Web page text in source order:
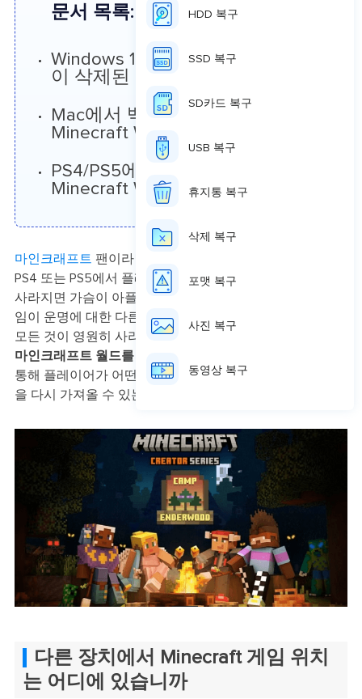
문서 목록:
Windows 11/10/8/7 PC에서 백업 없
이 삭제된 Minecraft Worlds 복구
Mac에서 백업 없이 삭제된
Minecraft Worlds 복구
PS4/PS5에서 백업 없이 삭제된
Minecraft Worlds 복구
마인크래프트 팬이라면 트렌디한 게임이며 Windows, Mac,
PS4 또는 PS5에서 플레이하는 경우 저장한 세계가 갑자기
사라지면 가슴이 아플 수 있습니다. 실수로 삭제했거나 게
임이 운명에 대한 다른 아이디어를 가지고 있었다고 해서
모든 것이 영원히 사라진 것은 아닙니다.
마인크래프트 월드를 복원하는 방법
통해 플레이어가 어떤 장치를 사용하든 상관없이 이전 작품
을 다시 가져올 수 있는 방법을 보여드리겠습니다!
다른 장치에서 Minecraft 게임 위치
는 어디에 있습니까
HDD 복구
SSD 복구
SD카드 복구
USB 복구
휴지통 복구
삭제 복구
포맷 복구
사진 복구
동영상 복구